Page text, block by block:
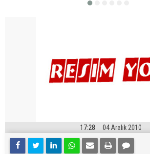
17:28 04 Aralık 2010